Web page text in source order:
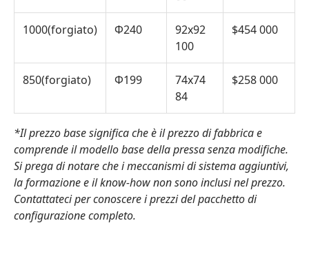
1000(forgiato) Φ240
92x92
100
$454 000
850(forgiato) Φ199
74x74
84
$258 000
*Il prezzo base significa che è il prezzo di fabbrica e
comprende il modello base della pressa senza modifiche.
Si prega di notare che i meccanismi di sistema aggiuntivi,
la formazione e il know-how non sono inclusi nel prezzo.
Contattateci per conoscere i prezzi del pacchetto di
configurazione completo.